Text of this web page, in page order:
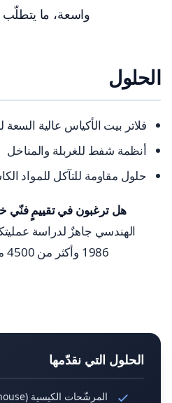
واسعة، ما يتطلّب
الحلول
فلاتر بيت الأكياس عالية
أنظمة شفط للغربلة والمناخل
حلول مقاومة للتآكل للمواد
هل ترغبون في تقييمٍ فنّي
الهندسي جاهزٌ لدراسة
1986 وأكثر من 4500 مشروع عبر أنظمة DUCON.
الحلول التي نقدّمها
المرشّحات الكيسية (Baghouse)